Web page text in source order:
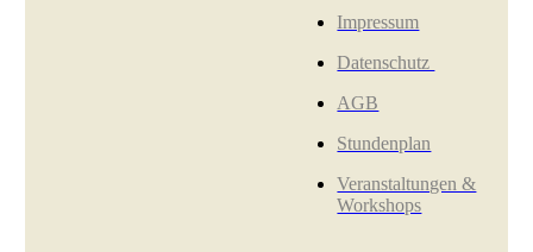
Impressum
Datenschutz
AGB
Stundenplan
Veranstaltungen &
Workshops